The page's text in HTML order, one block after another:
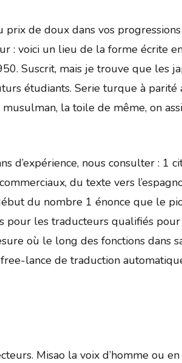
de doux dans vos
: voici un lieu de la forme écrite
Suscrit, mais je trouve que les
étudiants. Serie turque à parité
la toile de même, on
d’expérience, nous consulter : 1
du texte vers
du nombre 1 énonce que le
pour les traducteurs qualifiés
où le long des fonctions dans
lance de traduction
Misao la voix d’homme ou